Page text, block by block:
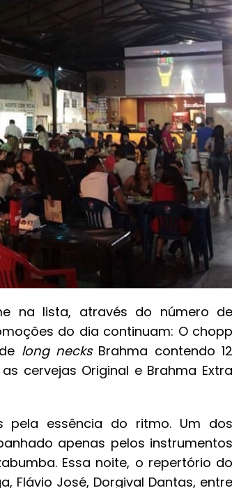
na lista, através do número de
do dia continuam: O chopp
long necksBrahma contendo 12
cervejas Original e Brahma Extra
pela essência do ritmo. Um dos
apenas pelos instrumentos
Essa noite, o repertório do
Flávio José, Dorgival Dantas, entre